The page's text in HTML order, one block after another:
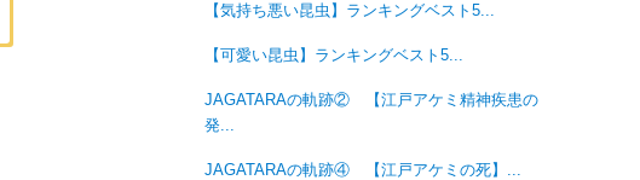
【気持ち悪い昆虫】ランキングベスト5...
【可愛い昆虫】ランキングベスト5...
JAGATARAの軌跡② 【江戸アケミ精神疾患の
発...
JAGATARAの軌跡④ 【江戸アケミの死】...